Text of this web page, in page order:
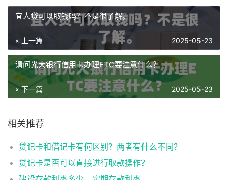
宜人贷可以取钱吗？不是很了解。
« 上一篇 2025-05-23
请问光大银行信用卡办理ETC要注意什么？
« 下一篇 2025-05-23
相关推荐
贷记卡和借记卡有何区别？两者有什么不同？
贷记卡是否可以直接进行取款操作？